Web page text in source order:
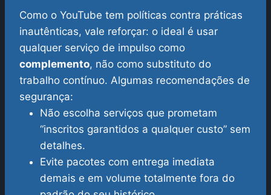
Como o YouTube tem políticas contra práticas
inautênticas, vale reforçar: o ideal é usar
qualquer serviço de impulso como
complemento, não como substituto do
trabalho contínuo. Algumas recomendações de
segurança:
Não escolha serviços que prometam
“inscritos garantidos a qualquer custo” sem
detalhes.
Evite pacotes com entrega imediata
demais e em volume totalmente fora do